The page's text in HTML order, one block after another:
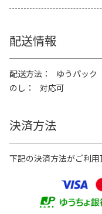
配送情報
配送方法
ゆうパック
のし
対応可
決済方法
下記の決済方法がご利用